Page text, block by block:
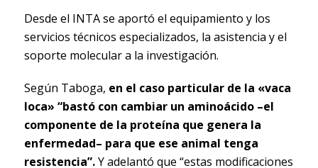
Desde el INTA se aportó el equipamiento y los
servicios técnicos especializados, la asistencia y el
soporte molecular a la investigación.
Según Taboga, en el caso particular de la «vaca
loca» “bastó con cambiar un aminoácido –el
componente de la proteína que genera la
enfermedad– para que ese animal tenga
resistencia”.Y adelantó que “estas modificaciones